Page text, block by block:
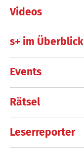
Videos
s+ im Überblick
Events
Rätsel
Leserreporter